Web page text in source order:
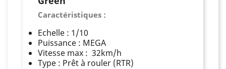
Caractéristiques :
Echelle : 1/10
Puissance : MEGA
Vitesse max : 32km/h
Type : Prêt à rouler (RTR)